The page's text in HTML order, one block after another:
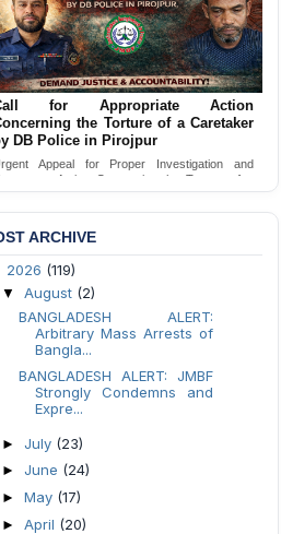
Immediate Protection for Two
Lesbian Young Women in
appeal for legal protection and immediate
for two detained lesbian young
in Jamalpur.
ARCHIVE
2026 (119)
▼ August (2)
BANGLADESH ALERT:
Arbitrary Mass Arrests of
Bangla...
BANGLADESH ALERT: JMBF
Strongly Condemns and
Expre...
► July (23)
► June (24)
► May (17)
► April (20)